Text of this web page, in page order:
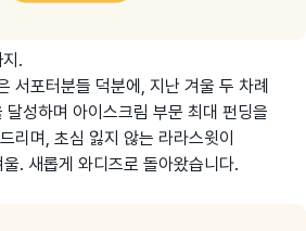
.
서포터분들 덕분에, 지난 겨울 두 차례
성하며 아이스크림 부문 최대 펀딩을
리며, 초심 잃지 않는 라라스윗이
. 새롭게 와디즈로 돌아왔습니다.